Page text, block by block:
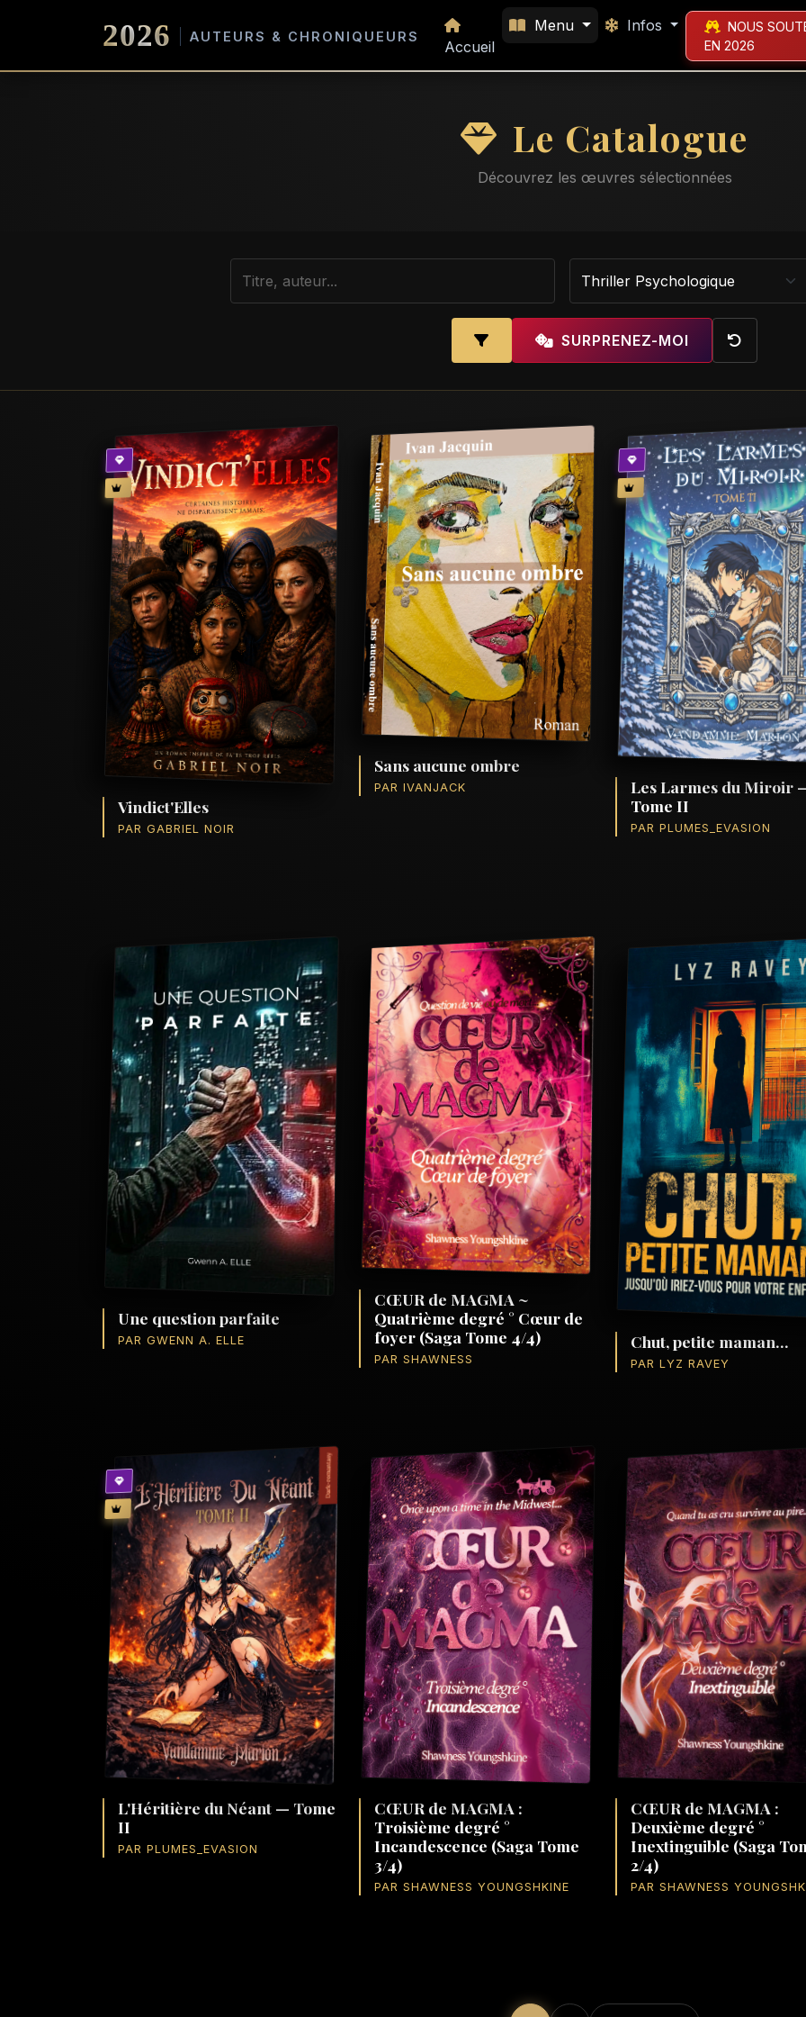
2026 AUTEURS & CHRONIQUEURS
Accueil
Menu Infos
NOUS
EN 2026
Le Catalogue
Découvrez les œuvres sélectionnées
SURPRENEZ-MOI
Vindict'Elles
PAR GABRIEL NOIR
Sans aucune ombre
PAR IVANJACK
Les Larmes du Miroir
Tome II
PAR PLUMES_EVASION
Une question parfaite
PAR GWENN A. ELLE
CŒUR de MAGMA ~
Quatrième degré ° Cœur de
foyer (Saga Tome 4/4)
PAR SHAWNESS
Chut, petite maman...
PAR LYZ RAVEY
L'Héritière du Néant — Tome
II
PAR PLUMES_EVASION
CŒUR de MAGMA :
Troisième degré °
Incandescence (Saga Tome
3/4)
PAR SHAWNESS YOUNGSHKINE
CŒUR de MAGMA :
Deuxième degré °
Inextinguible (Saga
2/4)
PAR SHAWNESS